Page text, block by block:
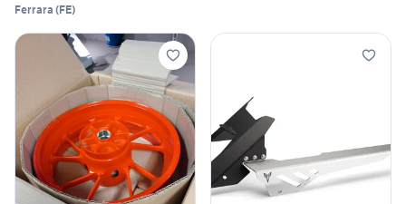
Ferrara (FE)